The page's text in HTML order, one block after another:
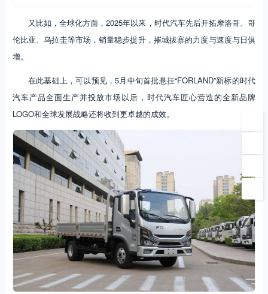
又比如，全球化方面，2025年以来，时代汽车先后开拓摩洛哥、哥
伦比亚、乌拉圭等市场，销量稳步提升，摧城拔寨的力度与速度与日俱
增。
在此基础上，可以预见，5月中旬首批悬挂“FORLAND”新标的时代
汽车产品全面生产并投放市场以后，时代汽车匠心营造的全新品牌
LOGO和全球发展战略还将收到更卓越的成效。